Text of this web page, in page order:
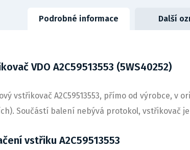
Podrobné informace Další
VDO A2C59513553 (5WS40252)
vstřikovač A2C59513553, přímo od výrobce,
Součástí balení nebývá protokol, vstřikovač
vstřiku A2C59513553